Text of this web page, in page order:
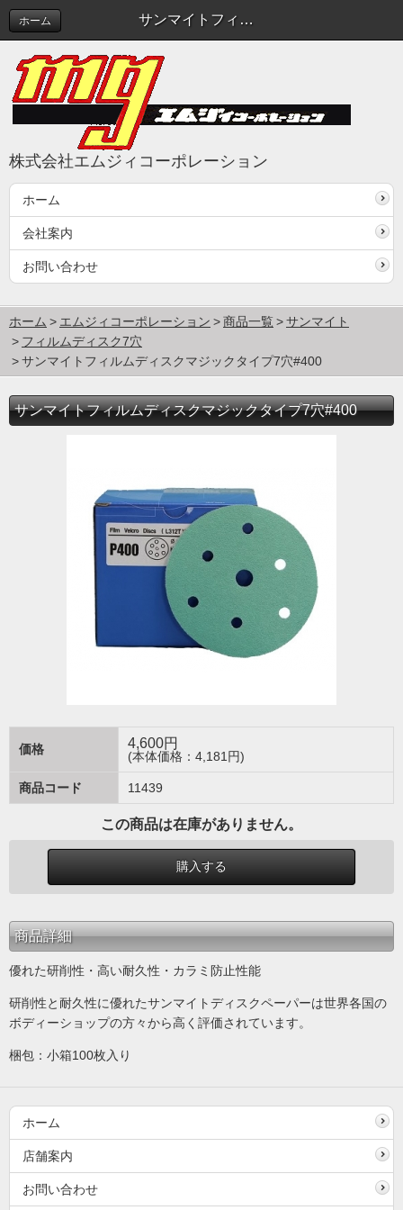
サンマイトフィルムディスクマジックタイプ7穴#400
ホーム
株式会社エムジィコーポレーション
ホーム
会社案内
お問い合わせ
ホーム エムジィコーポレーション 商品一覧
サンマイト
フィルムディスク7穴
サンマイトフィルムディスクマジックタイプ7穴#400
サンマイトフィルムディスクマジックタイプ7穴#400
価格 4,600円
(本体価格：4,181円)
商品コード 11439
この商品は在庫がありません。
商品詳細
優れた研削性・高い耐久性・カラミ防止性能
研削性と耐久性に優れたサンマイトディスクペーパーは世界各国の
ボディーショップの方々から高く評価されています。
梱包：小箱100枚入り
ホーム
店舗案内
お問い合わせ